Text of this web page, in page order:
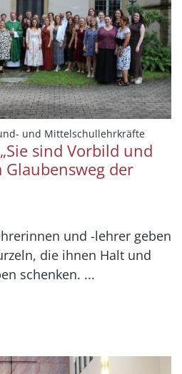
und Mittelschullehrkräfte:
sind Vorbild und
der
und -lehrer geben
die ihnen Halt und
schenken. ...